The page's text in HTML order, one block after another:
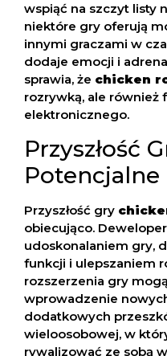
wspiąć na szczyt listy
niektóre gry oferują
innymi graczami w
dodaje emocji i
sprawia, że chicken
rozrywką, ale również
elektronicznego.
Przyszłość
Potencjalne
Przyszłość gry
obiecująco.
udoskonalaniem gry,
funkcji i ulepszaniem
rozszerzenia gry
wprowadzenie
dodatkowych
wieloosobowej, w
rywalizować ze sobą